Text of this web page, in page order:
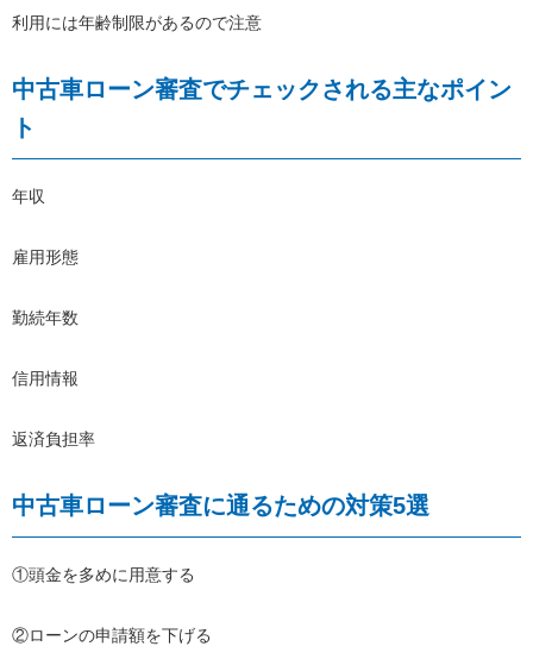
利用には年齢制限があるので注意
中古車ローン審査でチェックされる主なポイン
ト
年収
雇用形態
勤続年数
信用情報
返済負担率
中古車ローン審査に通るための対策5選
①頭金を多めに用意する
②ローンの申請額を下げる